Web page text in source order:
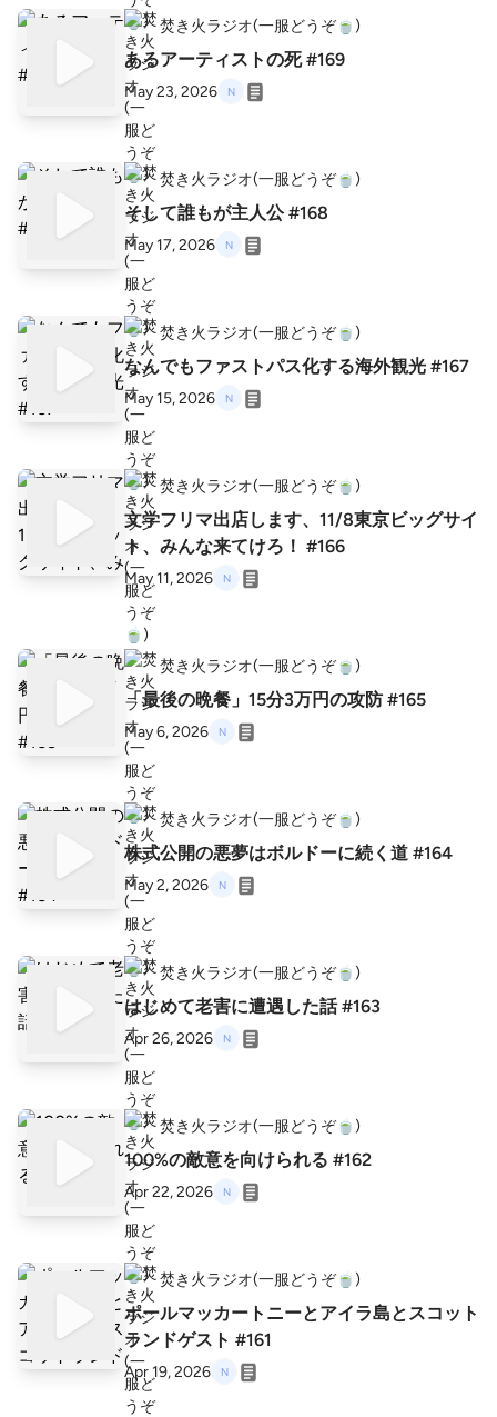
焚き火ラジオ(一服どうぞ🍵)
あるアーティストの死 #169
May 23, 2026
焚き火ラジオ(一服どうぞ🍵)
そして誰もが主人公 #168
May 17, 2026
焚き火ラジオ(一服どうぞ🍵)
なんでもファストパス化する海外観光 #167
May 15, 2026
焚き火ラジオ(一服どうぞ🍵)
文学フリマ出店します、11/8東京ビッグサイ
ト、みんな来てけろ！ #166
May 11, 2026
焚き火ラジオ(一服どうぞ🍵)
「最後の晩餐」15分3万円の攻防 #165
May 6, 2026
焚き火ラジオ(一服どうぞ🍵)
株式公開の悪夢はボルドーに続く道 #164
May 2, 2026
焚き火ラジオ(一服どうぞ🍵)
はじめて老害に遭遇した話 #163
Apr 26, 2026
焚き火ラジオ(一服どうぞ🍵)
100%の敵意を向けられる #162
Apr 22, 2026
焚き火ラジオ(一服どうぞ🍵)
ポールマッカートニーとアイラ島とスコット
ランドゲスト #161
Apr 19, 2026